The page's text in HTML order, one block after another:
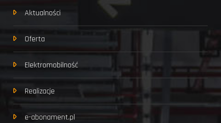
Aktualności
Oferta
Elektromobilność
Realizacje
e-abonament.pl